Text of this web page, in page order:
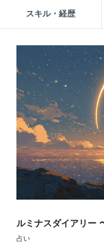
スキル・経歴
ルミナスダイアリー
占い